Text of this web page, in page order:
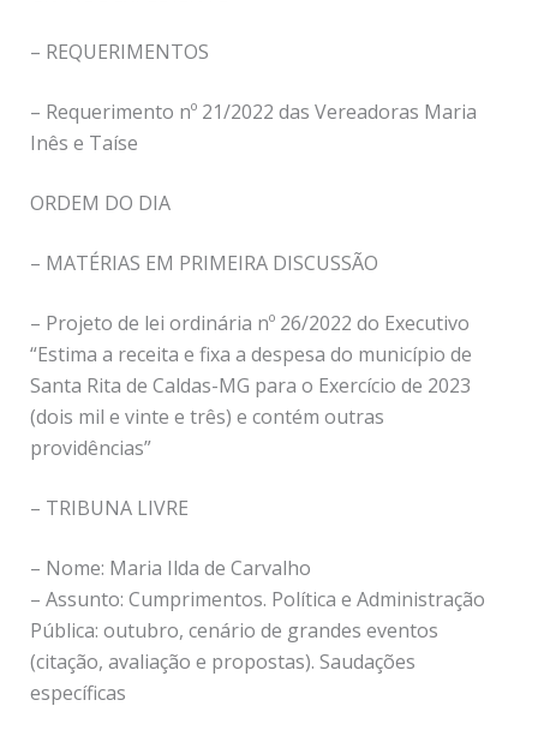
– REQUERIMENTOS
– Requerimento nº 21/2022 das Vereadoras Maria
Inês e Taíse
ORDEM DO DIA
– MATÉRIAS EM PRIMEIRA DISCUSSÃO
– Projeto de lei ordinária nº 26/2022 do Executivo
“Estima a receita e fixa a despesa do município de
Santa Rita de Caldas-MG para o Exercício de 2023
(dois mil e vinte e três) e contém outras
providências”
– TRIBUNA LIVRE
– Nome: Maria Ilda de Carvalho
– Assunto: Cumprimentos. Política e Administração
Pública: outubro, cenário de grandes eventos
(citação, avaliação e propostas). Saudações
específicas